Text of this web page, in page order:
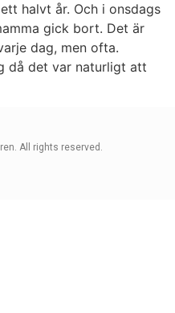
halvt år. Och i onsdags
gick bort. Det är
dag, men ofta.
då det var naturligt att
All rights reserved.